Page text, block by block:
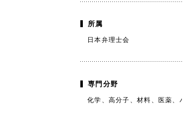
所属
日本弁理士会
専門分野
化学、高分子、材料、医薬、